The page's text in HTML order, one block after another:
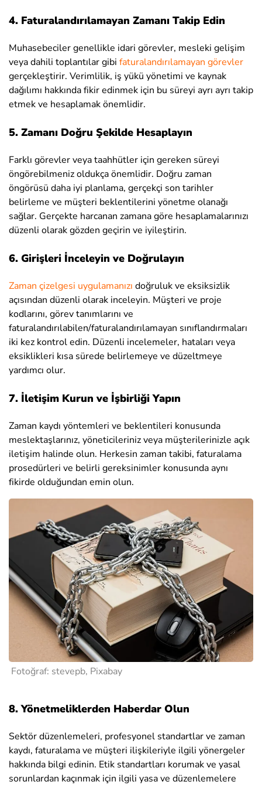
4. Faturalandırılamayan Zamanı Takip Edin
Muhasebeciler genellikle idari görevler, mesleki gelişim
veya dahili toplantılar gibi faturalandırılamayan görevler
gerçekleştirir. Verimlilik, iş yükü yönetimi ve kaynak
dağılımı hakkında fikir edinmek için bu süreyi ayrı ayrı takip
etmek ve hesaplamak önemlidir.
5. Zamanı Doğru Şekilde Hesaplayın
Farklı görevler veya taahhütler için gereken süreyi
öngörebilmeniz oldukça önemlidir. Doğru zaman
öngörüsü daha iyi planlama, gerçekçi son tarihler
belirleme ve müşteri beklentilerini yönetme olanağı
sağlar. Gerçekte harcanan zamana göre hesaplamalarınızı
düzenli olarak gözden geçirin ve iyileştirin.
6. Girişleri İnceleyin ve Doğrulayın
Zaman çizelgesi uygulamanızı doğruluk ve eksiksizlik
açısından düzenli olarak inceleyin. Müşteri ve proje
kodlarını, görev tanımlarını ve
faturalandırılabilen/faturalandırılamayan sınıflandırmaları
iki kez kontrol edin. Düzenli incelemeler, hataları veya
eksiklikleri kısa sürede belirlemeye ve düzeltmeye
yardımcı olur.
7. İletişim Kurun ve İşbirliği Yapın
Zaman kaydı yöntemleri ve beklentileri konusunda
meslektaşlarınız, yöneticileriniz veya müşterilerinizle açık
iletişim halinde olun. Herkesin zaman takibi, faturalama
prosedürleri ve belirli gereksinimler konusunda aynı
fikirde olduğundan emin olun.
Fotoğraf: stevepb, Pixabay
8. Yönetmeliklerden Haberdar Olun
Sektör düzenlemeleri, profesyonel standartlar ve zaman
kaydı, faturalama ve müşteri ilişkileriyle ilgili yönergeler
hakkında bilgi edinin. Etik standartları korumak ve yasal
sorunlardan kaçınmak için ilgili yasa ve düzenlemelere